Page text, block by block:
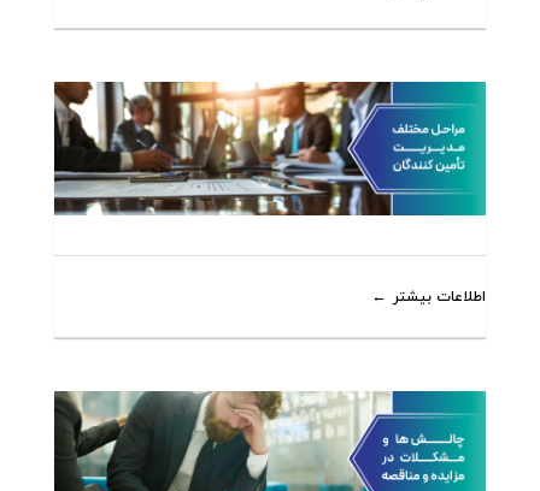
اطلاعات بیشتر